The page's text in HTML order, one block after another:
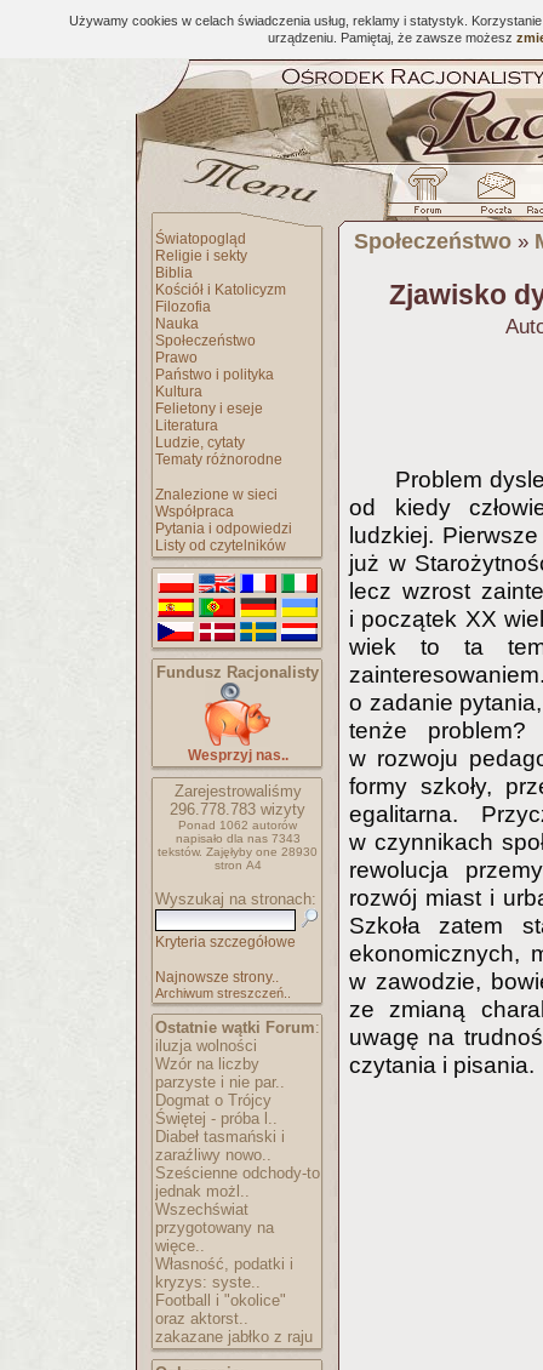
Używamy cookies w celach świadczenia usług, reklamy i statystyk.
urządzeniu. Pamiętaj, że zawsze możesz
Światopogląd
Religie i sekty
Biblia
Kościół i Katolicyzm
Filozofia
Nauka
Społeczeństwo
Prawo
Państwo i polityka
Kultura
Felietony i eseje
Literatura
Ludzie, cytaty
Tematy różnorodne
Znalezione w sieci
Współpraca
Pytania i odpowiedzi
Listy od czytelników
Fundusz Racjonalisty
Wesprzyj nas..
Zarejestrowaliśmy
296.778.783 wizyty
Ponad 1062 autorów
napisało dla nas 7343
tekstów. Zajęłyby one 28930
stron A4
Wyszukaj na stronach:
Kryteria szczegółowe
Najnowsze strony..
Archiwum streszczeń..
Ostatnie wątki Forum:
iluzja wolności
Wzór na liczby
parzyste i nie par..
Dogmat o Trójcy
Świętej - próba l..
Diabeł tasmański i
zaraźliwy nowo..
Sześcienne odchody-to
jednak możl..
Wszechświat
przygotowany na
więce..
Własność, podatki i
kryzys: syste..
Football i "okolice"
oraz aktorst..
zakazane jabłko z raju
Społeczeństwo »
Zjawisko
Problem
od kiedy
ludzkiej.
już w
lecz wzrost
i początek XX
wiek to ta
o zadanie
tenże
w rozwoju
formy szkoły,
egalitarna.
w czynnikach
rewolucja
rozwój miast i
Szkoła zatem
ekonomicznych,
w zawodzie,
ze zmianą
uwagę na
czytania i pisania.